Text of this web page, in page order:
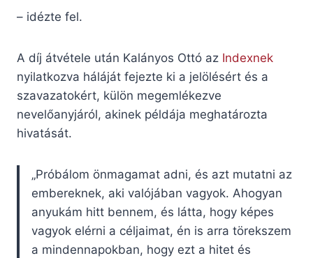
– idézte fel.
A díj átvétele után Kalányos Ottó az Indexnek
nyilatkozva háláját fejezte ki a jelölésért és a
szavazatokért, külön megemlékezve
nevelőanyjáról, akinek példája meghatározta
hivatását.
„Próbálom önmagamat adni, és azt mutatni az
embereknek, aki valójában vagyok. Ahogyan
anyukám hitt bennem, és látta, hogy képes
vagyok elérni a céljaimat, én is arra törekszem
a mindennapokban, hogy ezt a hitet és